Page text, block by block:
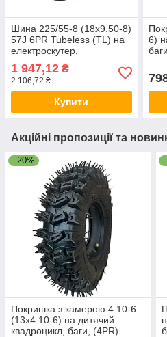
Шина 225/55-8 (18x9.50-8)
57J 6PR Tubeless (TL) на
електроскутер,
1 947,12 ₴
2 106,72 ₴
Купити
6)
Акційні пропозиції та
–20%
Покришка з камерою 4.10-6
(13х4.10-6) на дитячий
квадроцикл, баги, (4PR)